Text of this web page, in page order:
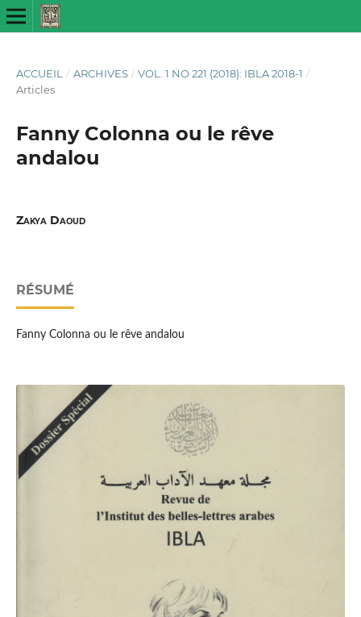
ACCUEIL / ARCHIVES / VOL. 1 NO 221 (2018): IBLA 2018-1 /
Articles
Fanny Colonna ou le rêve
andalou
Zakya Daoud
RÉSUMÉ
Fanny Colonna ou le rêve andalou